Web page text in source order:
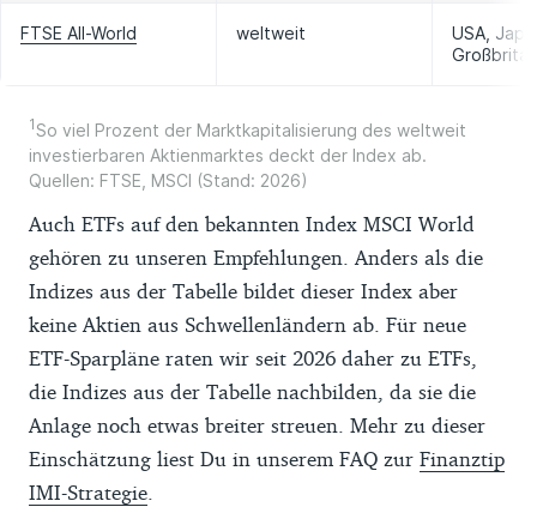
erfolgen redaktionell unabhängig.
Anspruch auf einen vollständigen
Marktüberblick. Wir nennen nur ETFs, die
(1) Stand Mai 2026 an der Referenzbörse
Xetra gehandelt werden, (2) zum Stichtag
31.12.2025 mindestens fünf Jahre
existieren, (3) ein Fondsvolumen von
wenigstens 100 Millionen Euro haben, (4)
nicht währungsbesichert sind, (5) deren
deutschsprachige Anlegerinformationen
online verfügbar sind und (6) die einen von
uns empfohlenen Index abbilden. Wir
berücksichtigen zudem nur Depots, die zu
ausmachen.
Funktionsweise von Indexfonds liest Du im
Ratgeber zuETFs.
FTSE All-World weltweit
USA,
1So viel Prozent der Marktkapitalisierung des weltweit
investierbaren Aktienmarktes deckt der Index ab.
Quellen: FTSE, MSCI (Stand: 2026)
Auch ETFs auf den bekannten Index MSCI World
gehören zu unseren Empfehlungen. Anders als die
Indizes aus der Tabelle bildet dieser Index aber
keine Aktien aus Schwellenländern ab. Für neue
ETF-Sparpläne raten wir seit 2026 daher zu ETFs,
die Indizes aus der Tabelle nachbilden, da sie die
Anlage noch etwas breiter streuen. Mehr zu dieser
Einschätzung liest Du in unserem FAQ zur Finanztip
IMI-Strategie